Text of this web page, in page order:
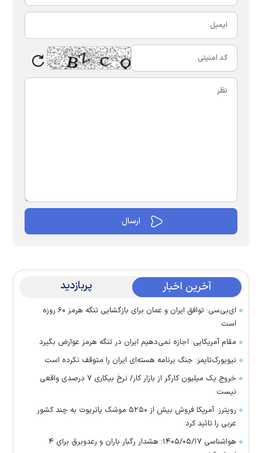
آخرین اخبار پربازدید
ای‌بی‌سی: توافق ایران و عمان برای بازگشایی تنگه هرمز ۶۰ روزه
است
مقام آمریکایی: اجازه نمی‌دهیم ایران در تنگه هرمز عوارض بگیرد
نیویورک‌تایمز: جنگ برنامه هسته‌ای ایران را متوقف نکرده است
خروج یک میلیون کارگر از بازار کار/ نرخ بیکاری ۷ درصدی واقعی
نیست
رویترز: آمریکا فروش بیش از ۵۲۵۰ موشک پاتریوت به چند کشور
عربی را تائید کرد
هواشناسی ۱۴۰۵/۰۵/۱۷؛ هشدار رگبار باران و رعدوبرق برای ۴